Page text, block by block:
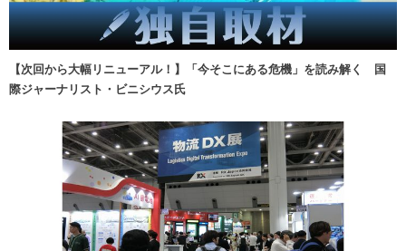
【次回から大幅リニューアル！】「今そこにある危機」を読み解く 国
際ジャーナリスト・ビニシウス氏